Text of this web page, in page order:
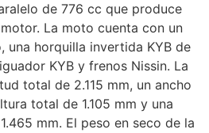
de 776 cc que produce
La moto cuenta con un
una horquilla invertida KYB de
KYB y frenos Nissin. La
total de 2.115 mm, un ancho
total de 1.105 mm y una
mm. El peso en seco de la